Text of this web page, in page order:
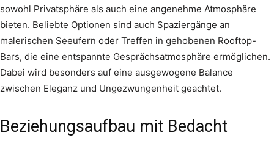
sowohl Privatsphäre als auch eine angenehme Atmosphäre
bieten. Beliebte Optionen sind auch Spaziergänge an
malerischen Seeufern oder Treffen in gehobenen Rooftop-
Bars, die eine entspannte Gesprächsatmosphäre ermöglichen.
Dabei wird besonders auf eine ausgewogene Balance
zwischen Eleganz und Ungezwungenheit geachtet.
Beziehungsaufbau mit Bedacht